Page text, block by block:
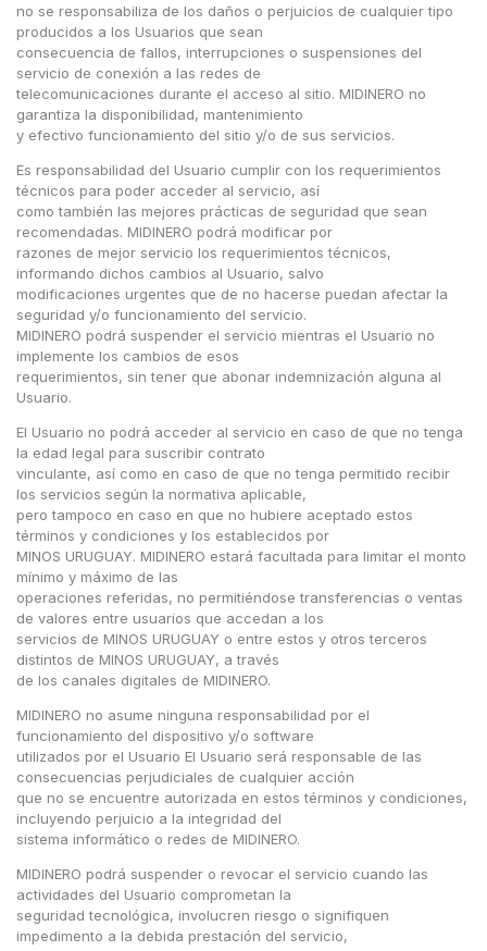
no se responsabiliza de los daños o perjuicios de cualquier tipo
producidos a los Usuarios que sean
consecuencia de fallos, interrupciones o suspensiones del
servicio de conexión a las redes de
telecomunicaciones durante el acceso al sitio. MIDINERO no
garantiza la disponibilidad, mantenimiento
y efectivo funcionamiento del sitio y/o de sus servicios.
Es responsabilidad del Usuario cumplir con los requerimientos
técnicos para poder acceder al servicio, así
como también las mejores prácticas de seguridad que sean
recomendadas. MIDINERO podrá modificar por
razones de mejor servicio los requerimientos técnicos,
informando dichos cambios al Usuario, salvo
modificaciones urgentes que de no hacerse puedan afectar la
seguridad y/o funcionamiento del servicio.
MIDINERO podrá suspender el servicio mientras el Usuario no
implemente los cambios de esos
requerimientos, sin tener que abonar indemnización alguna al
Usuario.
El Usuario no podrá acceder al servicio en caso de que no tenga
la edad legal para suscribir contrato
vinculante, así como en caso de que no tenga permitido recibir
los servicios según la normativa aplicable,
pero tampoco en caso en que no hubiere aceptado estos
términos y condiciones y los establecidos por
MINOS URUGUAY. MIDINERO estará facultada para limitar el monto
mínimo y máximo de las
operaciones referidas, no permitiéndose transferencias o ventas
de valores entre usuarios que accedan a los
servicios de MINOS URUGUAY o entre estos y otros terceros
distintos de MINOS URUGUAY, a través
de los canales digitales de MIDINERO.
MIDINERO no asume ninguna responsabilidad por el
funcionamiento del dispositivo y/o software
utilizados por el Usuario El Usuario será responsable de las
consecuencias perjudiciales de cualquier acción
que no se encuentre autorizada en estos términos y condiciones,
incluyendo perjuicio a la integridad del
sistema informático o redes de MIDINERO.
MIDINERO podrá suspender o revocar el servicio cuando las
actividades del Usuario comprometan la
seguridad tecnológica, involucren riesgo o signifiquen
impedimento a la debida prestación del servicio,